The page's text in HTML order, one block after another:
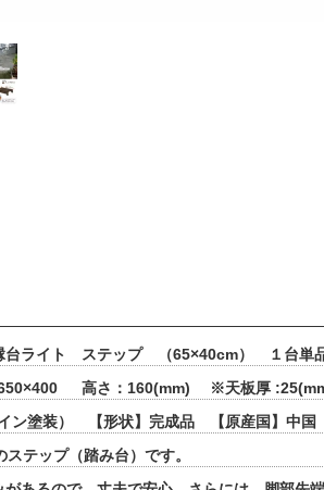
ライト ステップ （65×40cm） １台単
650×400 高さ：160(mm) ※天板厚
イン塗装） 【形状】完成品 【原産国】中国
ステップ（踏み台）です。